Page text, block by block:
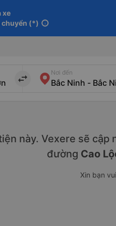
xe
chuyển (*) info
import_export
Nơi đến
này. Vexere sẽ cập
đường Cao
Xin bạn